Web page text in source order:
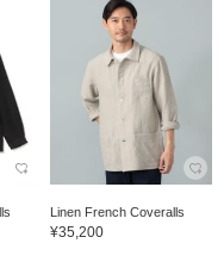
Linen French Coveralls
¥35,200